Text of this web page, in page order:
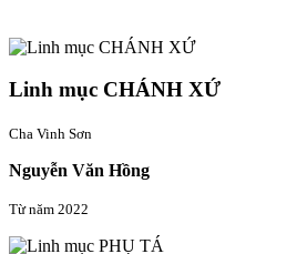
Linh mục CHÁNH XỨ
Cha Vinh Sơn
Nguyễn Văn Hồng
Từ năm 2022